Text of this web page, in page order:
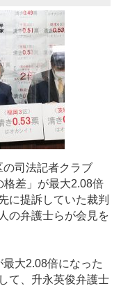
司法記者クラブ
格差」が最大2.08倍
に提訴していた裁判
の弁護士らが会見を
大2.08倍になった
て、升永英俊弁護士